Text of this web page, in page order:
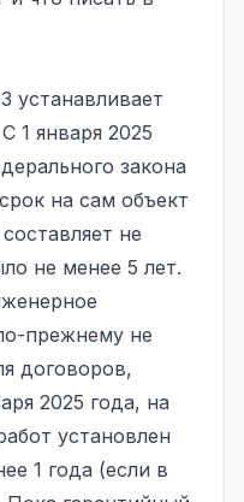
устанавливает
1 января 2025
закона
на сам объект
не
не менее 5 лет.
прежнему не
договоров,
2025 года, на
установлен
1 года (если в